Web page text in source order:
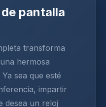
pantalla
transforma
hermosa
sea que esté
impartir
desea un reloj